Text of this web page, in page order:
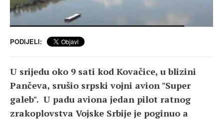
PODIJELI:
U srijedu oko 9 sati kod Kovačice, u blizini
Pančeva, srušio srpski vojni avion "Super
galeb". U padu aviona jedan pilot ratnog
zrakoplovstva Vojske Srbije je poginuo a